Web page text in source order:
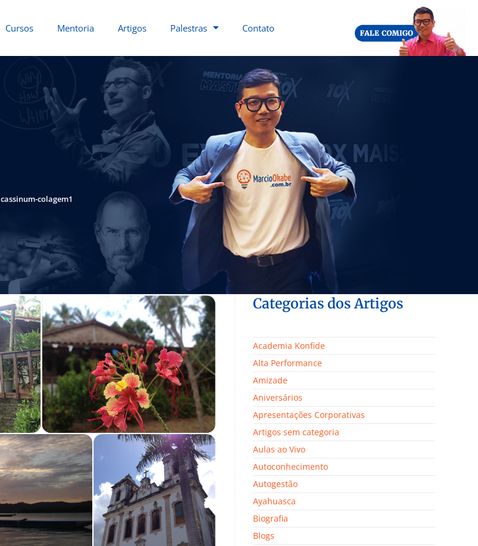
Cursos Mentoria Artigos Palestras Contato
cassinum-colagem1
Categorias dos Artigos
Academia Konfide
Alta Performance
Amizade
Aniversários
Apresentações Corporativas
Artigos sem categoria
Aulas ao Vivo
Autoconhecimento
Autogestão
Ayahuasca
Biografia
Blogs